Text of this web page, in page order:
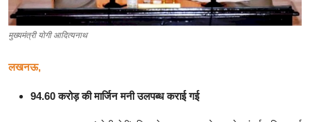
मुख्यमंत्री योगी आदित्यनाथ
लखनऊ,
94.60 करोड़ की मार्जिन मनी उलपब्ध कराई गई